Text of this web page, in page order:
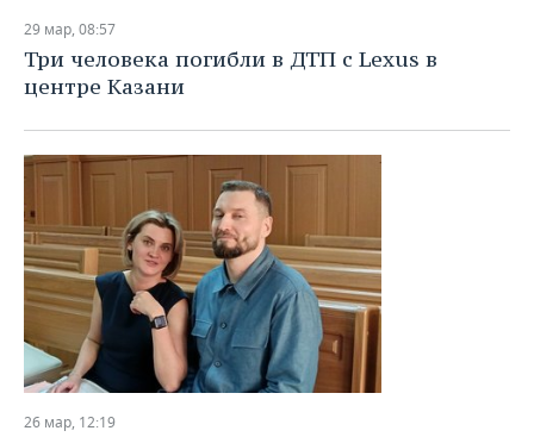
29 мар, 08:57
Три человека погибли в ДТП с Lexus в
центре Казани
26 мар, 12:19